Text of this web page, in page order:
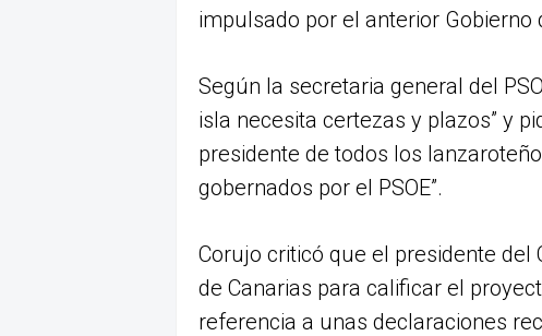
impulsado por el anterior Gobierno
Según la secretaria general del
isla necesita certezas y plazos” y
presidente de todos los
gobernados por el PSOE”.
Corujo criticó que el presidente del
de Canarias para calificar el
referencia a unas declaraciones